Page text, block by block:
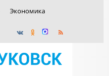
Экономика